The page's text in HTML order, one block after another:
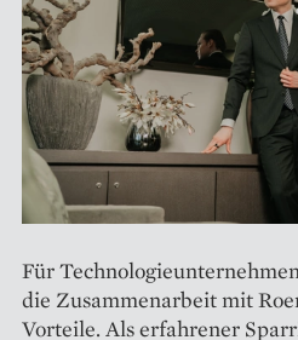
Für
die Zusammenarbeit mit
Vorteile. Als erfahrener